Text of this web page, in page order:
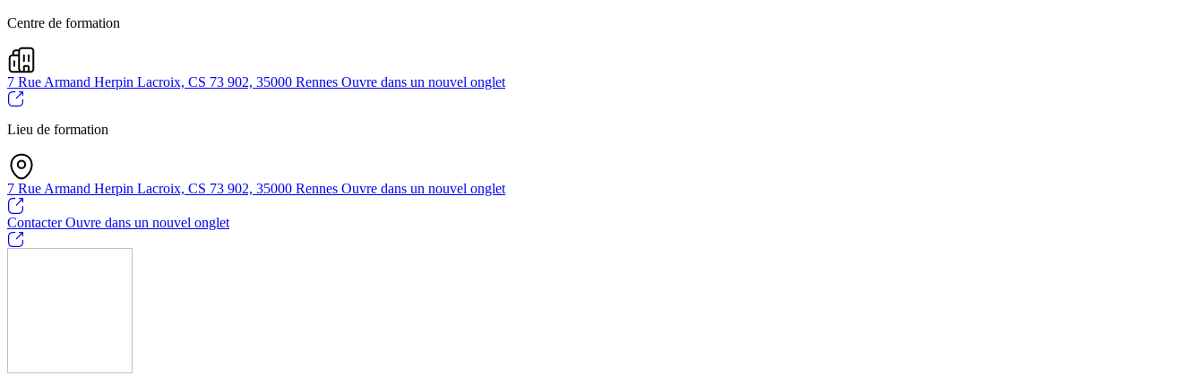
Centre de formation
7 Rue Armand Herpin Lacroix, CS 73 902, 35000 Rennes Ouvre dans un nouvel onglet
Lieu de formation
7 Rue Armand Herpin Lacroix, CS 73 902, 35000 Rennes Ouvre dans un nouvel onglet
ContacterOuvre dans un nouvel onglet